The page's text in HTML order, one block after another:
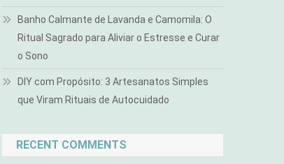
Banho Calmante de Lavanda e Camomila: O
Ritual Sagrado para Aliviar o Estresse e Curar
o Sono
DIY com Propósito: 3 Artesanatos Simples
que Viram Rituais de Autocuidado
RECENT COMMENTS